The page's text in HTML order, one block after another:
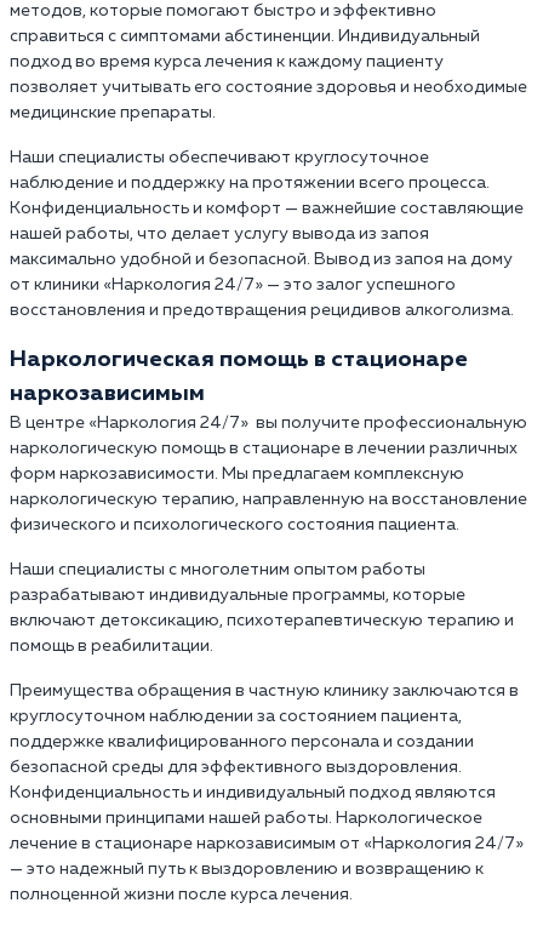
методов, которые помогают быстро и эффективно
справиться с симптомами абстиненции. Индивидуальный
подход во время курса лечения к каждому пациенту
позволяет учитывать его состояние здоровья и необходимые
медицинские препараты.
Наши специалисты обеспечивают круглосуточное
наблюдение и поддержку на протяжении всего процесса.
Конфиденциальность и комфорт — важнейшие составляющие
нашей работы, что делает услугу вывода из запоя
максимально удобной и безопасной. Вывод из запоя на дому
от клиники «Наркология 24/7» — это залог успешного
восстановления и предотвращения рецидивов алкоголизма.
Наркологическая помощь в стационаре
наркозависимым
В центре «Наркология 24/7» вы получите профессиональную
наркологическую помощь в стационаре в лечении различных
форм наркозависимости. Мы предлагаем комплексную
наркологическую терапию, направленную на восстановление
физического и психологического состояния пациента.
Наши специалисты с многолетним опытом работы
разрабатывают индивидуальные программы, которые
включают детоксикацию, психотерапевтическую терапию и
помощь в реабилитации.
Преимущества обращения в частную клинику заключаются в
круглосуточном наблюдении за состоянием пациента,
поддержке квалифицированного персонала и создании
безопасной среды для эффективного выздоровления.
Конфиденциальность и индивидуальный подход являются
основными принципами нашей работы. Наркологическое
лечение в стационаре наркозависимым от «Наркология 24/7»
— это надежный путь к выздоровлению и возвращению к
полноценной жизни после курса лечения.